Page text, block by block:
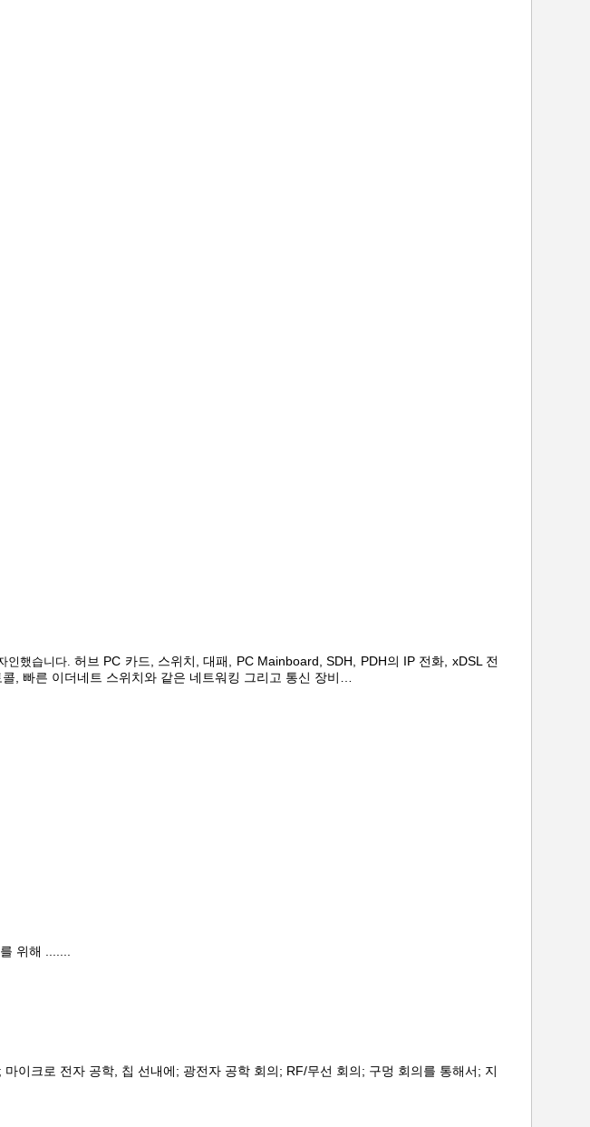
인했습니다. 허브 PC 카드, 스위치, 대패, PC Mainboard, SDH, PDH의 IP 전화, xDSL 전
, 빠른 이더네트 스위치와 같은 네트워킹 그리고 통신 장비
위해 .......
이크로 전자 공학, 칩 선내에; 광전자 공학 회의; RF/무선 회의; 구멍 회의를 통해서; 지